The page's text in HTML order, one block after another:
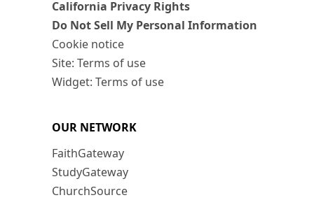
California Privacy Rights
Do Not Sell My Personal Information
Cookie notice
Site: Terms of use
Widget: Terms of use
OUR NETWORK
FaithGateway
StudyGateway
ChurchSource